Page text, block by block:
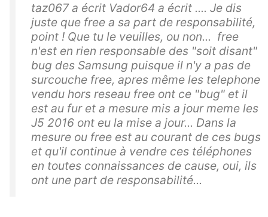
taz067 a écrit Vador64 a écrit .... Je dis
juste que free a sa part de responsabilité,
point ! Que tu le veuilles, ou non... free
n'est en rien responsable des "soit disant"
bug des Samsung puisque il n'y a pas de
surcouche free, apres même les telephone
vendu hors reseau free ont ce "bug" et il
est au fur et a mesure mis a jour meme les
J5 2016 ont eu la mise a jour... Dans la
mesure ou free est au courant de ces bugs
et qu'il continue à vendre ces téléphones
en toutes connaissances de cause, oui, ils
ont une part de responsabilité...